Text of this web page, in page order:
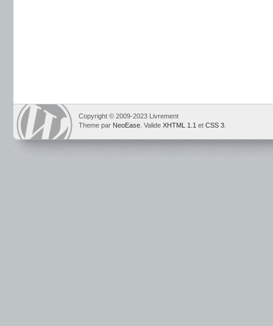
Copyright © 2009-2023 Livrement
Theme par NeoEase . Valide XHTML 1.1 et CSS 3